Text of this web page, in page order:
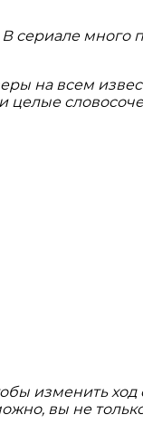
сериале много
на всем
целые
изменить ход
вы не